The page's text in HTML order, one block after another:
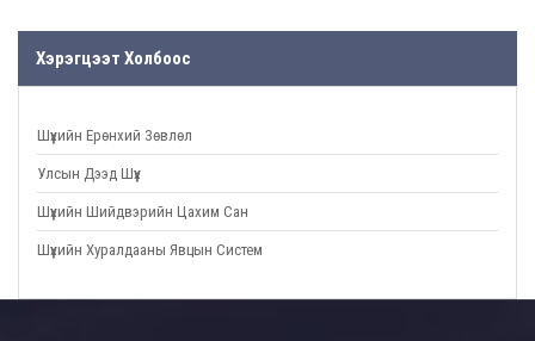
Хэрэгцээт Холбоос
Шүүхийн Ерөнхий Зөвлөл
Улсын Дээд Шүүх
Шүүхийн Шийдвэрийн Цахим Сан
Шүүхийн Хуралдааны Явцын Систем